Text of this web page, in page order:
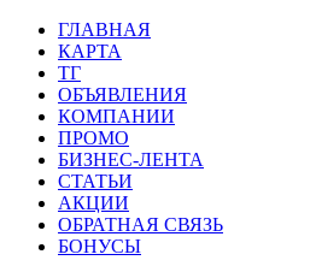
ГЛАВНАЯ
КАРТА
ТГ
ОБЪЯВЛЕНИЯ
КОМПАНИИ
ПРОМО
БИЗНЕС-ЛЕНТА
СТАТЬИ
АКЦИИ
ОБРАТНАЯ СВЯЗЬ
БОНУСЫ